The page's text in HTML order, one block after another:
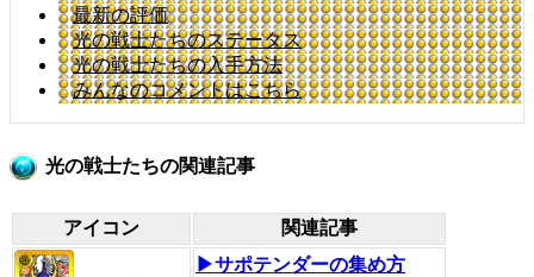
最新の評価
光の戦士たちのステータス
光の戦士たちの入手方法
みんなのコメントはこちら
光の戦士たちの関連記事
アイコン 関連記事
▶サポテンダーの集め方